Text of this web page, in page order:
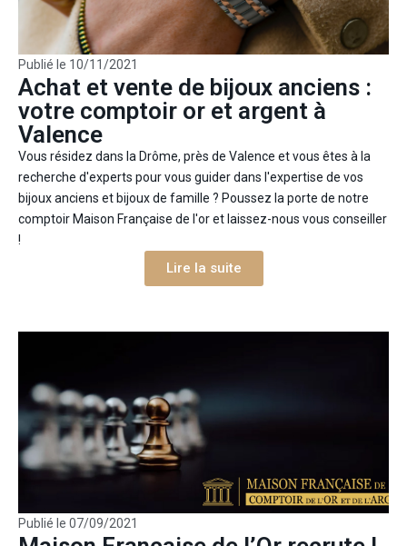
Publié le 10/11/2021
Achat et vente de bijoux anciens :
votre comptoir or et argent à
Valence
Vous résidez dans la Drôme, près de Valence et vous êtes à la
recherche d'experts pour vous guider dans l'expertise de vos
bijoux anciens et bijoux de famille ? Poussez la porte de notre
comptoir Maison Française de l'or et laissez-nous vous conseiller
!
Lire la suite
Publié le 07/09/2021